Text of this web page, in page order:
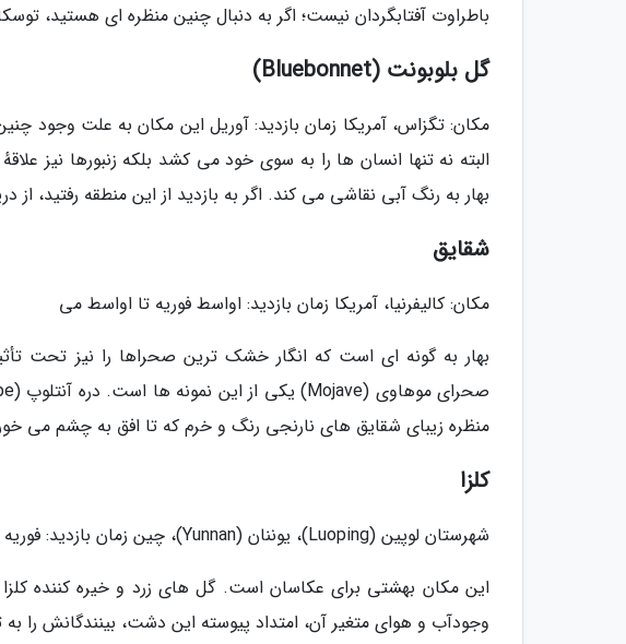
باطراوت آفتابگردان نیست؛ اگر به دنبال چنین منظره ای هستید،
گل بلوبونت (Bluebonnet)
مکان: تگزاس، آمریکا زمان بازدید: آوریل این مکان به علت وجود
البته نه تنها انسان ها را به سوی خود می کشد بلکه زنبورها نیز
بهار به رنگ آبی نقاشی می کند. اگر به بازدید از این منطقه رفتید، از
شقایق
مکان: کالیفرنیا، آمریکا زمان بازدید: اواسط فوریه تا اواسط می
بهار به گونه ای است که انگار خشک ترین صحراها را نیز تحت
منظره زیبای شقایق های نارنجی رنگ و خرم که تا افق به چشم می
کلزا
شهرستان لوپین (Luoping)، یوننان (Yunnan)، چین زمان بازدید: فوریه تا اوایل آوریل
این مکان بهشتی برای عکاسان است. گل های زرد و خیره کننده
وجودآب و هوای متغیر آن، امتداد پیوسته این دشت، بینندگانش را